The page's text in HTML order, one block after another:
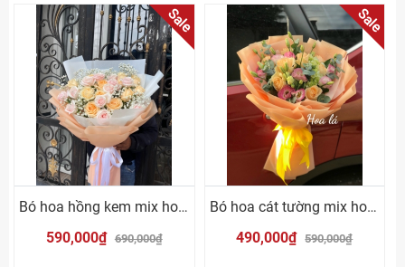
Sale
Bó hoa hồng kem mix hoa hồng cam
590,000₫ 690,000₫
Sale
Bó hoa cát tường mix hoa hồng cam
490,000₫ 590,000₫